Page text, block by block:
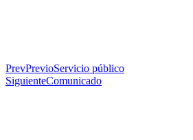
PrevPrevioServicio público
SiguienteComunicado